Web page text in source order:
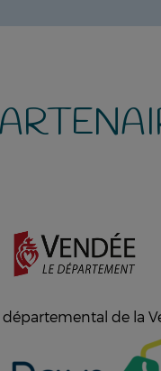
départemental de la